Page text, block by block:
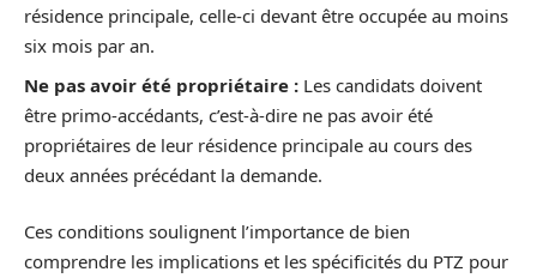
résidence principale, celle-ci devant être occupée au moins
six mois par an.
Ne pas avoir été propriétaire : Les candidats doivent
être primo-accédants, c’est-à-dire ne pas avoir été
propriétaires de leur résidence principale au cours des
deux années précédant la demande.
Ces conditions soulignent l’importance de bien
comprendre les implications et les spécificités du PTZ pour